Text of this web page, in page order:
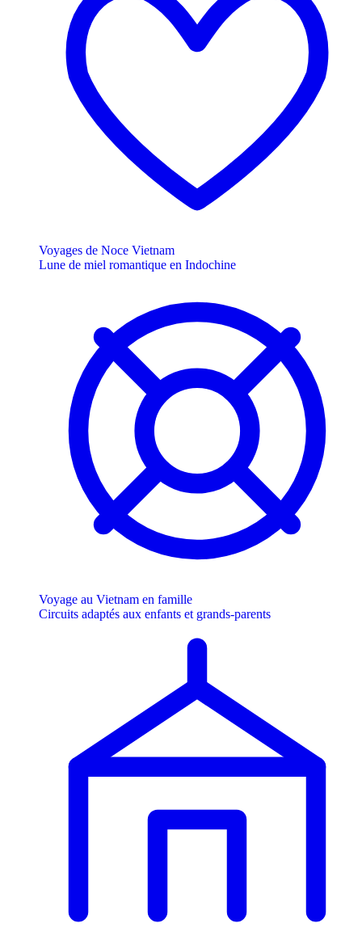
Voyages de Noce Vietnam
Lune de miel romantique en Indochine
Voyage au Vietnam en famille
Circuits adaptés aux enfants et grands-parents